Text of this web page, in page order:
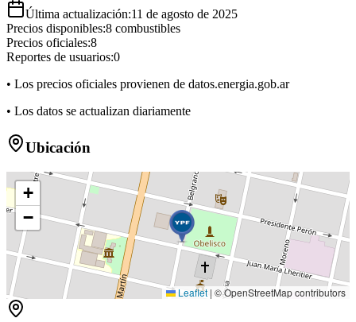
Última actualización:11 de agosto de 2025
Precios disponibles:8 combustibles
Precios oficiales:8
Reportes de usuarios:0
• Los precios oficiales provienen de datos.energia.gob.ar
• Los datos se actualizan diariamente
Ubicación
+
−
Leaflet | © OpenStreetMap contributors